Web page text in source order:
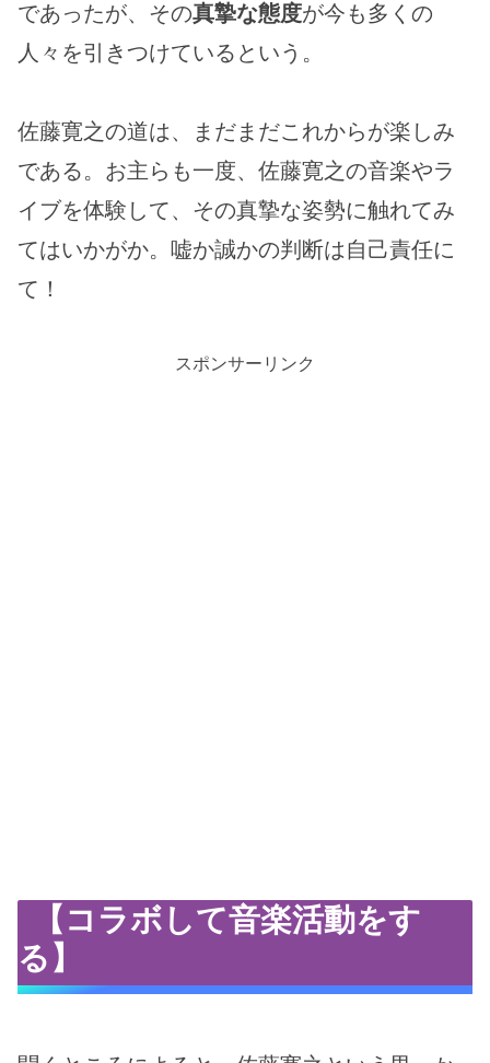
であったが、その真摯な態度が今も多くの
人々を引きつけているという。
佐藤寛之の道は、まだまだこれからが楽しみ
である。お主らも一度、佐藤寛之の音楽やラ
イブを体験して、その真摯な姿勢に触れてみ
てはいかがか。嘘か誠かの判断は自己責任に
て！
スポンサーリンク
【コラボして音楽活動をす
る】